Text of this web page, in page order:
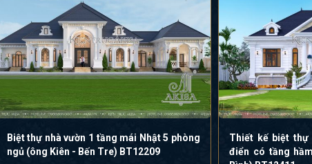
Biệt thự nhà vườn 1 tầng mái Nhật 5 phòng
ngủ (ông Kiên - Bến Tre) BT12209
Thiết kế biệt thự
điển có tầng